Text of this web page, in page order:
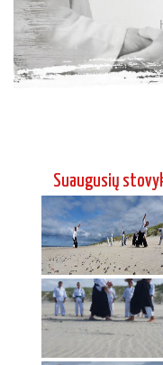
Suaugusių